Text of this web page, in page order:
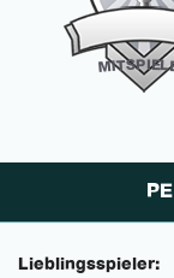
MITSPIEL
Lieblingsspieler: